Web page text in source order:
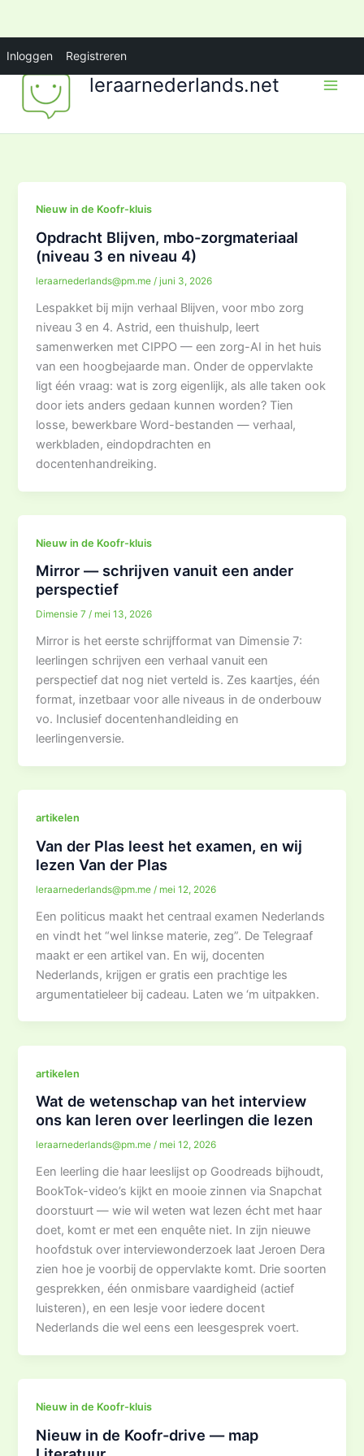
Inloggen Registreren
inhoud
leraarnederlands.net
Nieuw in de Koofr-kluis
Opdracht Blijven, mbo-zorgmateriaal
(niveau 3 en niveau 4)
leraarnederlands@pm.me/ juni 3, 2026
Lespakket bij mijn verhaal Blijven, voor mbo zorg
niveau 3 en 4. Astrid, een thuishulp, leert
samenwerken met CIPPO — een zorg-AI in het huis
van een hoogbejaarde man. Onder de oppervlakte
ligt één vraag: wat is zorg eigenlijk, als alle taken ook
door iets anders gedaan kunnen worden? Tien
losse, bewerkbare Word-bestanden — verhaal,
werkbladen, eindopdrachten en
docentenhandreiking.
Nieuw in de Koofr-kluis
Mirror — schrijven vanuit een ander
perspectief
Dimensie 7/ mei 13, 2026
Mirror is het eerste schrijfformat van Dimensie 7:
leerlingen schrijven een verhaal vanuit een
perspectief dat nog niet verteld is. Zes kaartjes, één
format, inzetbaar voor alle niveaus in de onderbouw
vo. Inclusief docentenhandleiding en
leerlingenversie.
artikelen
Van der Plas leest het examen, en wij
lezen Van der Plas
leraarnederlands@pm.me / mei 12, 2026
Een politicus maakt het centraal examen Nederlands
en vindt het “wel linkse materie, zeg”. De Telegraaf
maakt er een artikel van. En wij, docenten
Nederlands, krijgen er gratis een prachtige les
argumentatieleer bij cadeau. Laten we ‘m uitpakken.
artikelen
Wat de wetenschap van het interview
ons kan leren over leerlingen die lezen
leraarnederlands@pm.me/ mei 12, 2026
Een leerling die haar leeslijst op Goodreads bijhoudt,
BookTok-video’s kijkt en mooie zinnen via Snapchat
doorstuurt — wie wil weten wat lezen écht met haar
doet, komt er met een enquête niet. In zijn nieuwe
hoofdstuk over interviewonderzoek laat Jeroen Dera
zien hoe je voorbij de oppervlakte komt. Drie soorten
gesprekken, één onmisbare vaardigheid (actief
luisteren), en een lesje voor iedere docent
Nederlands die wel eens een leesgesprek voert.
Nieuw in de Koofr-kluis
Nieuw in de Koofr-drive — map